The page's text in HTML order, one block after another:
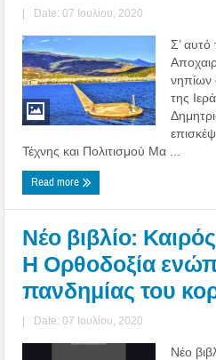
| Date: 07 Ιουλίου, 2020
Σ’ αυτό
νηπίων
της
Τέχνης και Πολιτισμού Μα ...
Read more
Νέο βιβλίο:
Η Ορθοδοξία
πανδημίας του
| Date: 07 Ιουλίου, 2020
Νέο